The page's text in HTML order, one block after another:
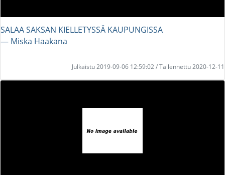
SALAA SAKSAN KIELLETYSSÄ KAUPUNGISSA
― Miska Haakana
Julkaistu 2019-09-06 12:59:02 / Tallennettu 2020-12-11